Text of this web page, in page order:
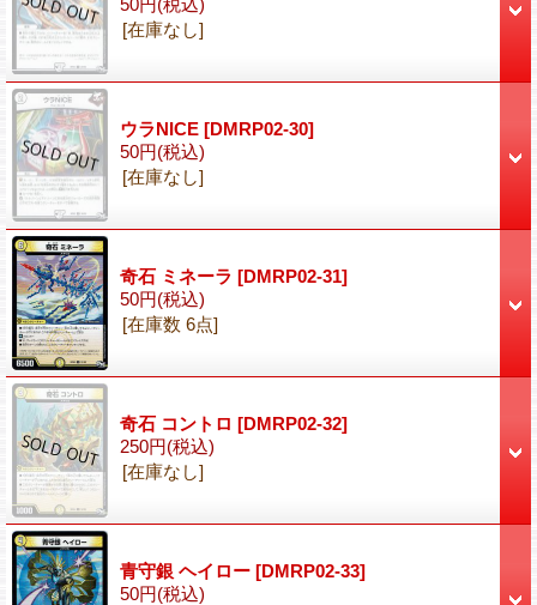
[在庫なし]
ウラNICE [DMRP02-30]
50円(税込)
[在庫なし]
奇石 ミネーラ [DMRP02-31]
50円(税込)
[在庫数 6点]
奇石 コントロ [DMRP02-32]
250円(税込)
[在庫なし]
青守銀 ヘイロー [DMRP02-33]
50円(税込)